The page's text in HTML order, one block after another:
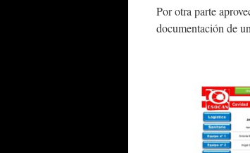
Por otra parte
documentación de